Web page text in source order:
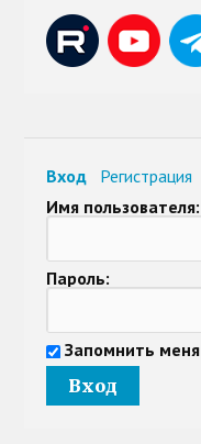
Вход Регистрация
Имя пользователя:
Пароль:
Запомнить меня